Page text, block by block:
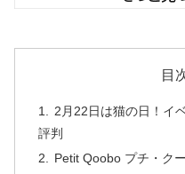
目
2月22日は猫の日！イ
評判
Petit Qoobo プチ・ク